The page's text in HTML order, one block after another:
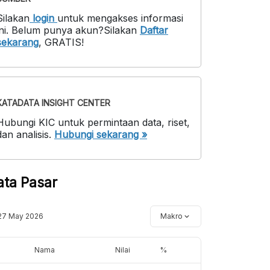
login untuk mengakses informasi
. Belum punya akun?Silakan Daftar
, GRATIS!
INSIGHT CENTER
KIC untuk permintaan data, riset,
analisis. Hubungi sekarang »
Pasar
May 2026 Makro
Nama Nilai %